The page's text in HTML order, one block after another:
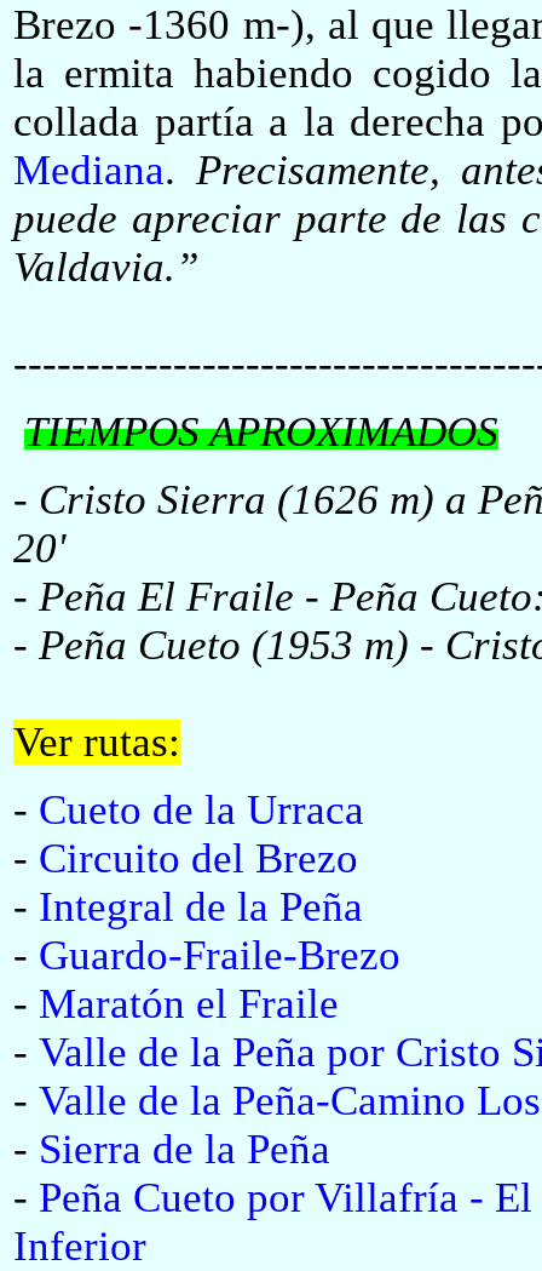
Brezo -1360 m-), al que
la ermita habiendo cogido
collada partía a la derecha
Mediana. Precisamente,
puede apreciar parte de las
Valdavia.”
TIEMPOS APROXIMADOS
- Cristo Sierra (1626 m) a
20'
- Peña El Fraile - Peña
- Peña Cueto (1953 m) -
Ver rutas:
- Cueto de la Urraca
- Circuito del Brezo
- Integral de la Peña
- Guardo-Fraile-Brezo
- Maratón el Fraile
- Valle de la Peña por Cristo
- Valle de la Peña-Camino
- Sierra de la Peña
- Peña Cueto por Villafría -
Inferior